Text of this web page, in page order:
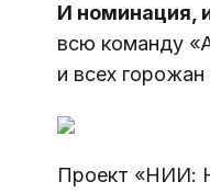
И номинация,
всю команду
и всех
Проект «НИИ: